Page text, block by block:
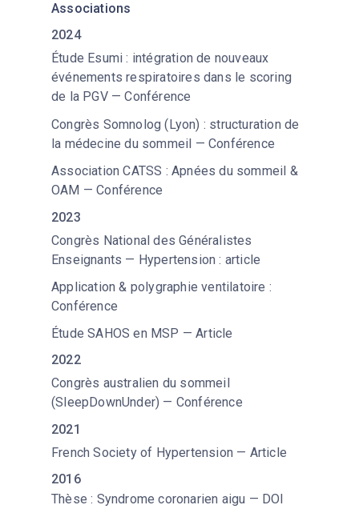
2024
Étude Esumi : intégration de nouveaux
événements respiratoires dans le scoring
de la PGV — Conférence
Congrès Somnolog (Lyon) : structuration de
la médecine du sommeil — Conférence
Association CATSS : Apnées du sommeil &
OAM — Conférence
2023
Congrès National des Généralistes
Enseignants — Hypertension : article
2022
Congrès australien du sommeil
(SleepDownUnder) — Conférence
2021
French Society of Hypertension — Article
Application & polygraphie ventilatoire :
Conférence
2016
Thèse : Syndrome coronarien aigu — DOI
Étude SAHOS en MSP — Article
Associations